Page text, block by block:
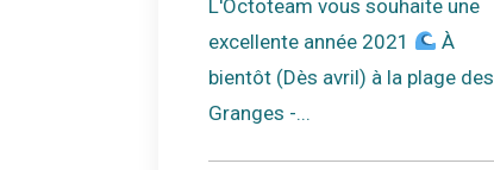
L'Octoteam vous souhaite une
excellente année 2021
À
bientôt (Dès avril) à la plage des
Granges -...